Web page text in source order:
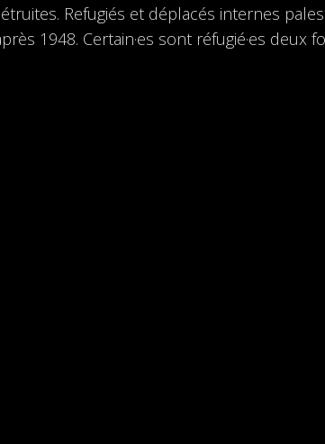
Refugiés et déplacés internes
1948. Certain·es sont réfugié·es deux